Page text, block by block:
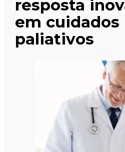
resposta
em cuidados
paliativos